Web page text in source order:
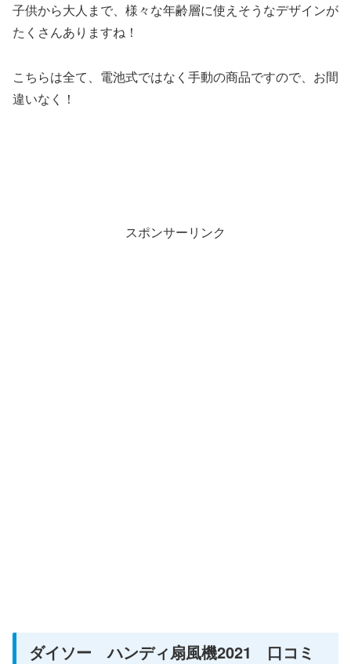
子供から大人まで、様々な年齢層に使えそうなデザインが
たくさんありますね！
こちらは全て、 電池式ではなく手動の商品ですので、お間
違いなく！
スポンサーリンク
ダイソー ハンディ扇風機2021 口コミ